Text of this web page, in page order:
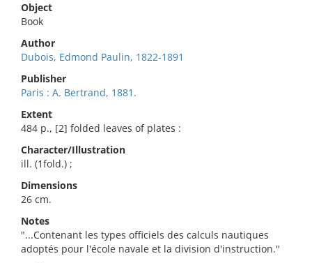
Object
Book
Author
Dubois, Edmond Paulin, 1822-1891
Publisher
Paris : A. Bertrand, 1881.
Extent
484 p., [2] folded leaves of plates :
Character/Illustration
ill. (1fold.) ;
Dimensions
26 cm.
Notes
"...Contenant les types officiels des calculs nautiques
adoptés pour l'école navale et la division d'instruction."